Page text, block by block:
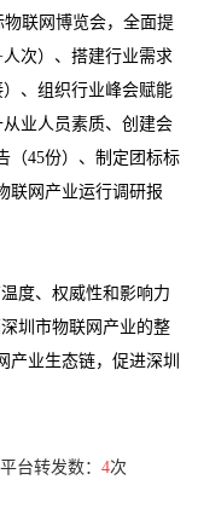
联网博览会，全面提
次）、搭建行业需求
、组织行业峰会赋能
业人员素质、创建会
（45份）、制定团标标
联网产业运行调研报
度、权威性和影响力
圳市物联网产业的整
业生态链，促进深圳
平台转发数： 4次